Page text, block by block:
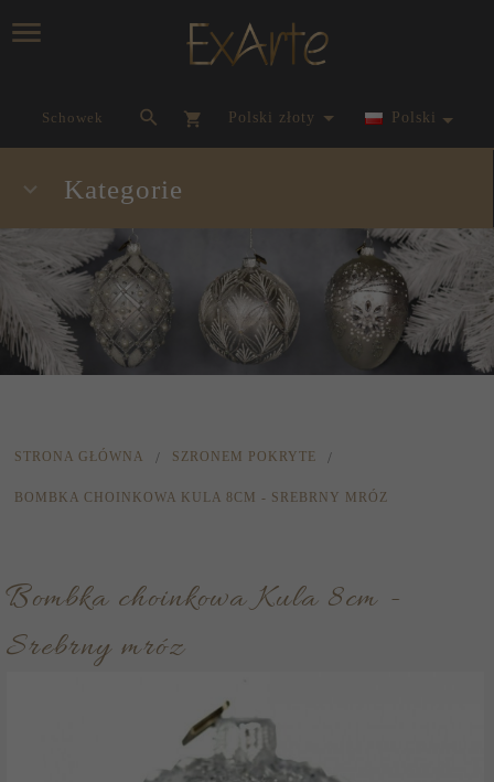
Schowek currency_h
polski złoty Polski
Kategorie
STRONA GŁÓWNA SZRONEM POKRYTE
BOMBKA CHOINKOWA KULA 8CM - SREBRNY MRÓZ
Bombka choinkowa Kula 8cm -
Srebrny mróz